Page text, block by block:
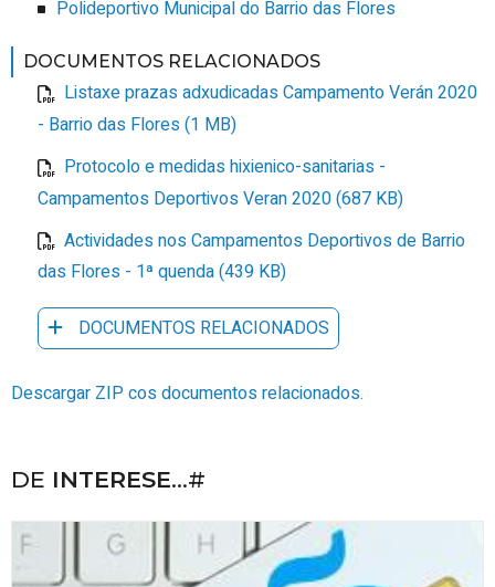
Polideportivo Municipal do Barrio das Flores
DOCUMENTOS RELACIONADOS
Listaxe prazas adxudicadas Campamento Verán 2020
- Barrio das Flores (1 MB)
Protocolo e medidas hixienico-sanitarias -
Campamentos Deportivos Veran 2020 (687 KB)
Actividades nos Campamentos Deportivos de Barrio
das Flores - 1ª quenda (439 KB)
DOCUMENTOS RELACIONADOS
Descargar ZIP cos documentos relacionados.
DE INTERESE...#